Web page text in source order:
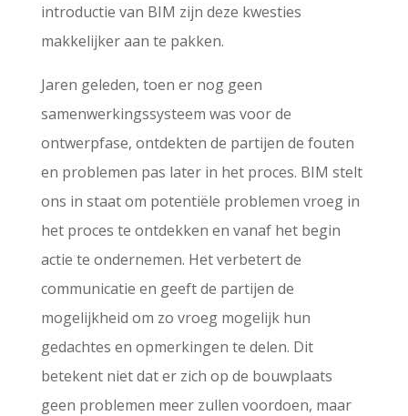
introductie van BIM zijn deze kwesties
makkelijker aan te pakken.
Jaren geleden, toen er nog geen
samenwerkingssysteem was voor de
ontwerpfase, ontdekten de partijen de fouten
en problemen pas later in het proces. BIM stelt
ons in staat om potentiële problemen vroeg in
het proces te ontdekken en vanaf het begin
actie te ondernemen. Het verbetert de
communicatie en geeft de partijen de
mogelijkheid om zo vroeg mogelijk hun
gedachtes en opmerkingen te delen. Dit
betekent niet dat er zich op de bouwplaats
geen problemen meer zullen voordoen, maar